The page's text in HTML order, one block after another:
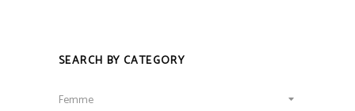
SEARCH BY CATEGORY
Femme